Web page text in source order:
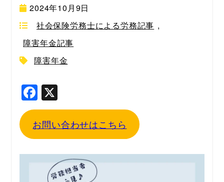
2024年10月9日
社会保険労務士による労務記事 ,
障害年金記事
障害年金
F
a
c
e
b
お問い合わせはこちら